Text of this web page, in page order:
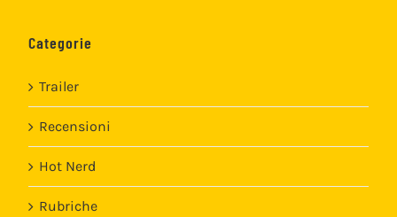
Categorie
Trailer
Recensioni
Hot Nerd
Rubriche